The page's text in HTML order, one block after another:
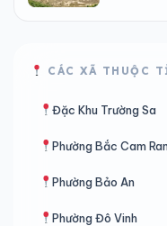
CÁC XÃ THUỘC
Đặc Khu Trường Sa
Phường Bắc Cam
Phường Bảo An
Phường Đô Vinh